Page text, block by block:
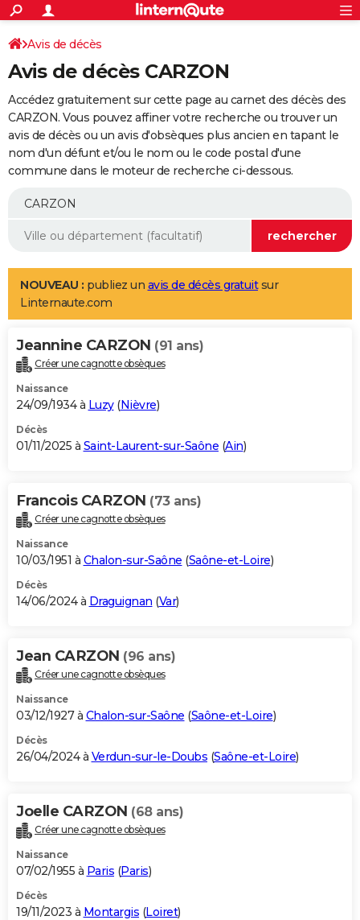
ACTUALITÉS
Politique
Société
Faits Divers
Education
Monde
Villes
+
SPORT
Coupe du monde 2026
Football
Tennis
Cyclisme
Rugby
Forum
Programme TV
TNT
Streaming
Cinéma
Sorties cinéma
Musique
+
FINANCE
Retraite
Epargne
Immobilier
Risques naturels par ville
Banque
Assurance
AUTO
Essais
Réserver un essai
Citadines
Berlines
SUV
Forum auto
+
Mobiles
Meilleur smartphone
Internet
Ordinateurs
Jeux vidéo
Guide high-tech
Aménagement intérieur
LIFESTYLE
Art de vivre
Bien-être
Loisirs
Mode
Modes de vie
Alimentation
Guide de la santé
Maladies
Médicaments
Sommeil
VOYAGE
Destinations
City break
Voyage nature
Voyage de noces
Forum
Climat
+PHOTO
GUIDES D'ACHAT
BONS PLANS
Carte de Noël
Carte Bonne année
Carte Saint-Valentin
Carte Pâques
Carte d'anniversaire
DICTIONNAIRE
Dictionnaire
Biographies
Citations
Expressions
Proverbes
PROGRAMME TV
S'inscrire
Se connecter
Lycées
Collèges
Primaires
Universités
Entreprises
Service militaire
Avis de recherche
AVIS DE DÉCÈS
Bricolage
Lifestyle
Culture
Sport
Auto
Television
Voyage
Cinema
Avis de décès
Avis de décès CARZON
Accédez gratuitement sur cette page au carnet des décès des
CARZON. Vous pouvez affiner votre recherche ou trouver un
avis de décès ou un avis d'obsèques plus ancien en tapant le
nom d'un défunt et/ou le nom ou le code postal d'une
commune dans le moteur de recherche ci-dessous.
NOUVEAU : publiez un avis de décès gratuitsur
Linternaute.com
Jeannine CARZON (91 ans)
Créer une cagnotte obsèques
Naissance
24/09/1934 à Luzy(Nièvre)
Décès
01/11/2025 à Saint-Laurent-sur-Saône (Ain)
Francois CARZON (73 ans)
Créer une cagnotte obsèques
Naissance
10/03/1951 à Chalon-sur-Saône (Saône-et-Loire)
Décès
14/06/2024 à Draguignan (Var)
Jean CARZON (96 ans)
Créer une cagnotte obsèques
Naissance
03/12/1927 à Chalon-sur-Saône (Saône-et-Loire)
Décès
26/04/2024 à Verdun-sur-le-Doubs (Saône-et-Loire)
Joelle CARZON (68 ans)
Créer une cagnotte obsèques
Naissance
07/02/1955 à Paris (Paris)
Décès
19/11/2023 à Montargis (Loiret)